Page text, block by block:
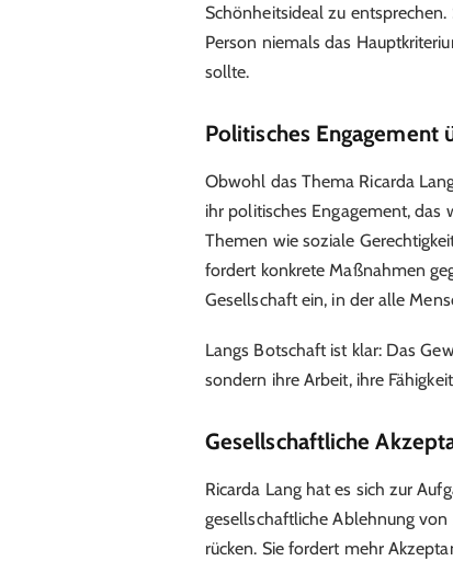
Schönheitsideal zu
Person niemals das
sollte.
Politisches Engagement
Obwohl das Thema Ricarda
ihr politisches Engagement, das
Themen wie soziale
fordert konkrete Maßnahmen
Gesellschaft ein, in der alle
Langs Botschaft ist klar: Das
sondern ihre Arbeit, ihre
Gesellschaftliche
Ricarda Lang hat es sich zur
gesellschaftliche Ablehnung von
rücken. Sie fordert mehr